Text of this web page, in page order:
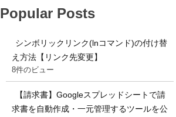
Popular Posts
シンボリックリンク(lnコマンド)の付け替
え方法【リンク先変更】
8件のビュー
【請求書】Googleスプレッドシートで請
求書を自動作成・一元管理するツールを公